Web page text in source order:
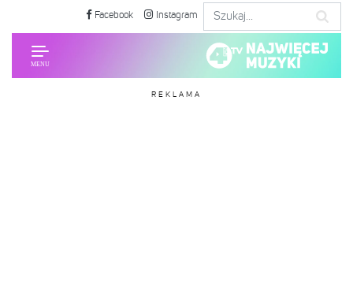
Facebook Instagram
REKLAMA